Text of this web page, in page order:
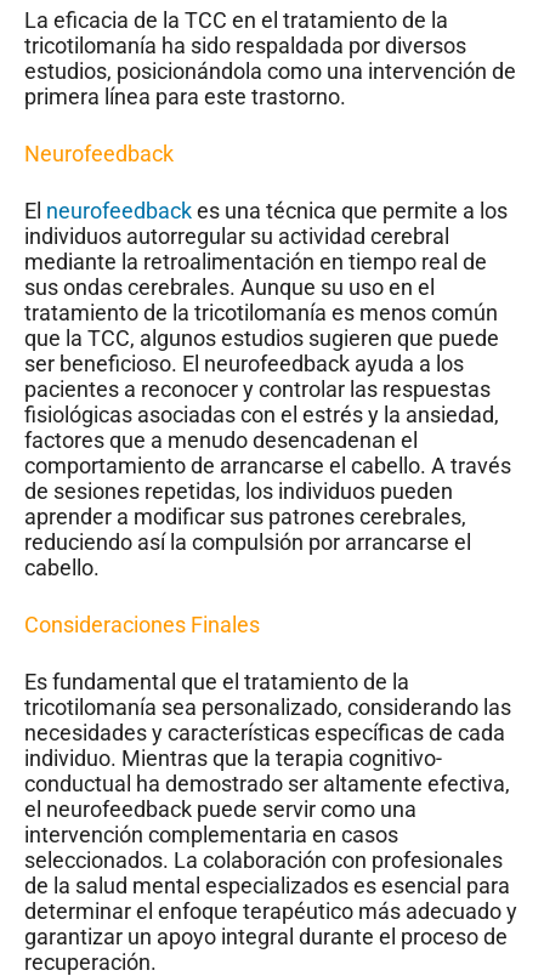
La eficacia de la TCC en el tratamiento de la
tricotilomanía ha sido respaldada por diversos
estudios, posicionándola como una intervención de
primera línea para este trastorno.
Neurofeedback
El neurofeedbackes una técnica que permite a los
individuos autorregular su actividad cerebral
mediante la retroalimentación en tiempo real de
sus ondas cerebrales. Aunque su uso en el
tratamiento de la tricotilomanía es menos común
que la TCC, algunos estudios sugieren que puede
ser beneficioso. El neurofeedback ayuda a los
pacientes a reconocer y controlar las respuestas
fisiológicas asociadas con el estrés y la ansiedad,
factores que a menudo desencadenan el
comportamiento de arrancarse el cabello. A través
de sesiones repetidas, los individuos pueden
aprender a modificar sus patrones cerebrales,
reduciendo así la compulsión por arrancarse el
cabello.
Consideraciones Finales
Es fundamental que el tratamiento de la
tricotilomanía sea personalizado, considerando las
necesidades y características específicas de cada
individuo. Mientras que la terapia cognitivo-
conductual ha demostrado ser altamente efectiva,
el neurofeedback puede servir como una
intervención complementaria en casos
seleccionados. La colaboración con profesionales
de la salud mental especializados es esencial para
determinar el enfoque terapéutico más adecuado y
garantizar un apoyo integral durante el proceso de
recuperación.